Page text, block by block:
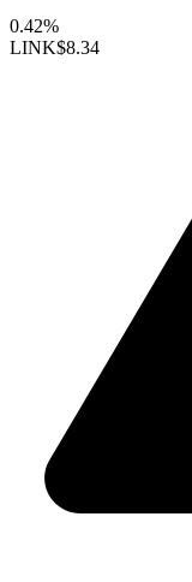
0.42%
LINK$8.34